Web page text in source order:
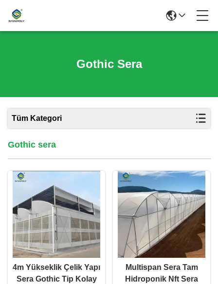
Gothic Sera
Tüm Kategori
Gothic sera
4m Yükseklik Çelik Yapı
Sera Gothic Tip Kolay
Multispan Sera Tam
Hidroponik Nft Sera